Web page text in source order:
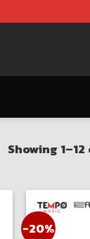
Showing
-20%